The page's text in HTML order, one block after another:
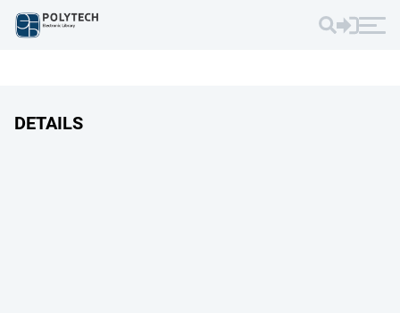
DETAILS